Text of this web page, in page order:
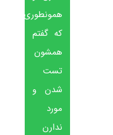
همونطوری
که گفتم
همشون
تست
شدن و
مورد
ندارن